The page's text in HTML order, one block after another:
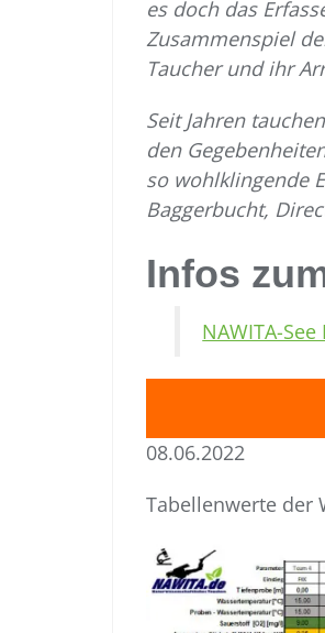
es doch das
Zusammenspiel
Taucher und ihr
Seit Jahren
den
so wohlklingende
Baggerbucht,
Infos
NAWITA-See
08.06.2022
Tabellenwerte der